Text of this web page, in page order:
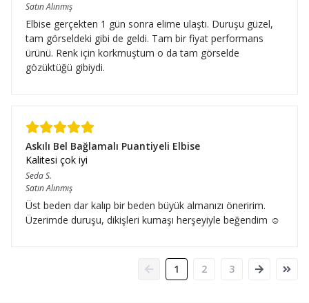
Satın Alınmış
Elbise gerçekten 1 gün sonra elime ulaştı. Duruşu güzel,
tam görseldeki gibi de geldi. Tam bir fiyat performans
ürünü. Renk için korkmuştum o da tam görselde
gözüktüğü gibiydi.
Askılı Bel Bağlamalı Puantiyeli Elbise
Kalitesi çok iyi
SedaS.
Satın Alınmış
Üst beden dar kalıp bir beden büyük almanızı öneririm.
Üzerimde duruşu, dikişleri kumaşı herşeyiyle beğendim ☺️
1 2 3